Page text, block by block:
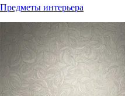
Предметы интерьера